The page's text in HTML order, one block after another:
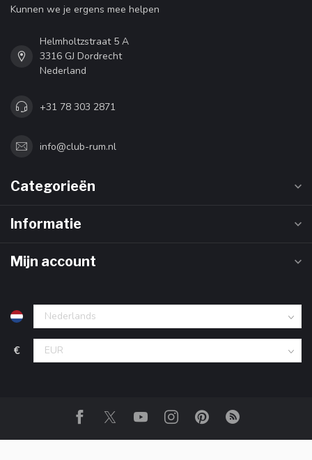
Kunnen we je ergens mee helpen
Helmholtzstraat 5 A
3316 GJ Dordrecht
Nederland
+31 78 303 2871
info@club-rum.nl
Categorieën
Informatie
Mijn account
€